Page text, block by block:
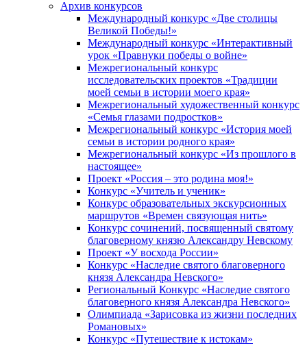
Архив конкурсов
Международный конкурс «Две столицы
Великой Победы!»
Международный конкурс «Интерактивный
урок «Правнуки победы о войне»
Межрегиональный конкурс
исследовательских проектов «Традиции
моей семьи в истории моего края»
Межрегиональный художественный конкурс
«Семья глазами подростков»
Межрегиональный конкурс «История моей
семьи в истории родного края»
Межрегиональный конкурс «Из прошлого в
настоящее»
Проект «Россия – это родина моя!»
Конкурс «Учитель и ученик»
Конкурс образовательных экскурсионных
маршрутов «Времен связующая нить»
Конкурс сочинений, посвященный святому
благоверному князю Александру Невскому
Проект «У восхода России»
Конкурс «Наследие святого благоверного
князя Александра Невского»
Региональный Конкурс «Наследие святого
благоверного князя Александра Невского»
Олимпиада «Зарисовка из жизни последних
Романовых»
Конкурс «Путешествие к истокам»